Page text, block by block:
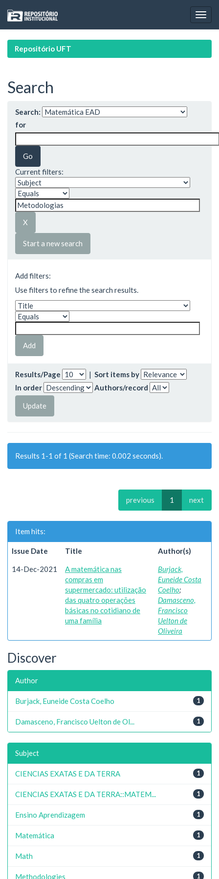
navigation
Repositório UFT
Search
Search:
for
Current filters:
Start a new search
Add filters:
Use filters to refine the search results.
Results/Page | Sort items by
In order
Authors/record
Results 1-1 of 1 (Search time: 0.002 seconds).
previous 1 next
Item hits:
Issue Date Title Author(s)
14-Dec-2021
A matemática nas
compras em
supermercado: utilização
das quatro operações
básicas no cotidiano de
uma família
Burjack,
Euneide Costa
Coelho;
Damasceno,
Francisco
Uelton de
Oliveira
Discover
Author
1
Burjack, Euneide Costa Coelho
1
Damasceno, Francisco Uelton de Ol...
Subject
1
CIENCIAS EXATAS E DA TERRA
1
CIENCIAS EXATAS E DA TERRA::MATEM...
1
Ensino Aprendizagem
1
Matemática
1
Math
1
Methodologies